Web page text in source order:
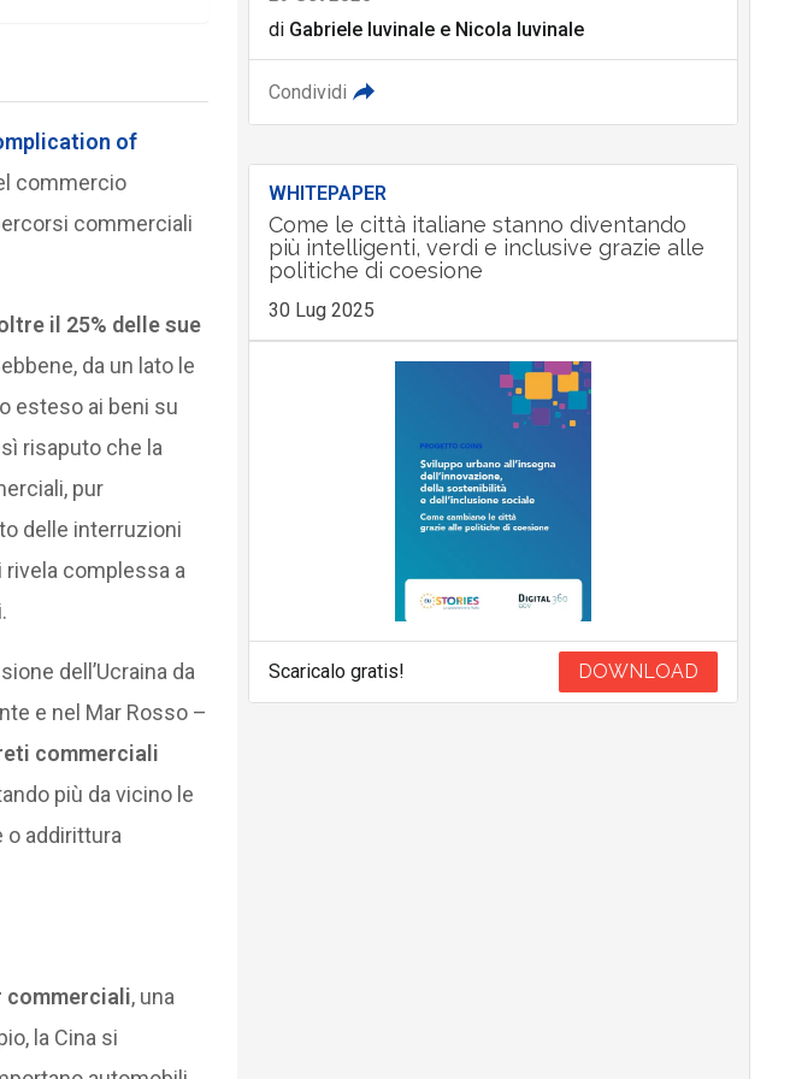
of
commercio
commerciali
il 25% delle sue
da un lato le
esteso ai beni su
risaputo che la
pur
delle interruzioni
complessa a
dell’Ucraina da
e nel Mar Rosso –
commerciali
più da vicino le
o addirittura
commerciali, una
la Cina si
di Gabriele Iuvinalee Nicola Iuvinale
Condividi
WHITEPAPER
Come le città italiane stanno diventando
più intelligenti, verdi e inclusive grazie alle
politiche di coesione
30 Lug 2025
Scaricalo gratis! DOWNLOAD